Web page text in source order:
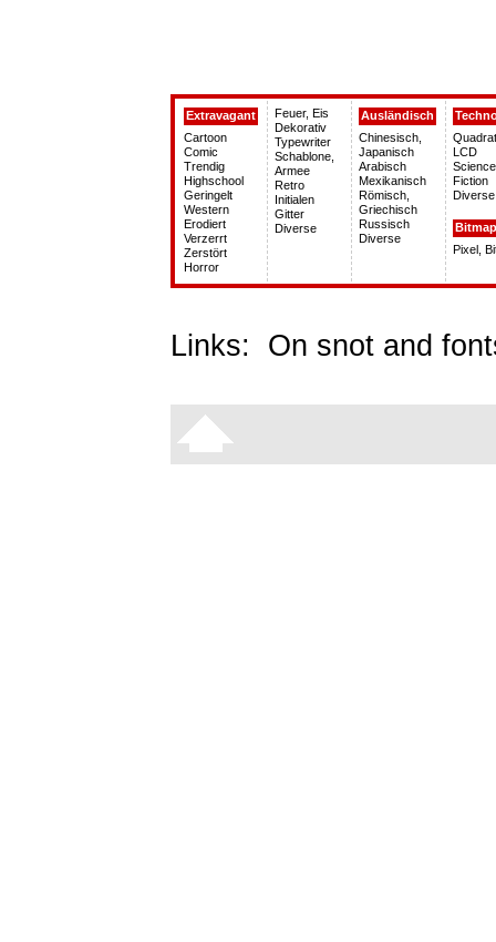
Extravagant
Cartoon
Comic
Trendig
Highschool
Geringelt
Western
Erodiert
Verzerrt
Zerstört
Horror
Feuer, Eis
Dekorativ
Typewriter
Schablone,
Armee
Retro
Initialen
Gitter
Diverse
Ausländisch
Chinesisch,
Japanisch
Arabisch
Mexikanisch
Römisch,
Griechisch
Russisch
Diverse
LCD
Fiction
Diverse
Bitmap
Pixel,
Links: On snot and